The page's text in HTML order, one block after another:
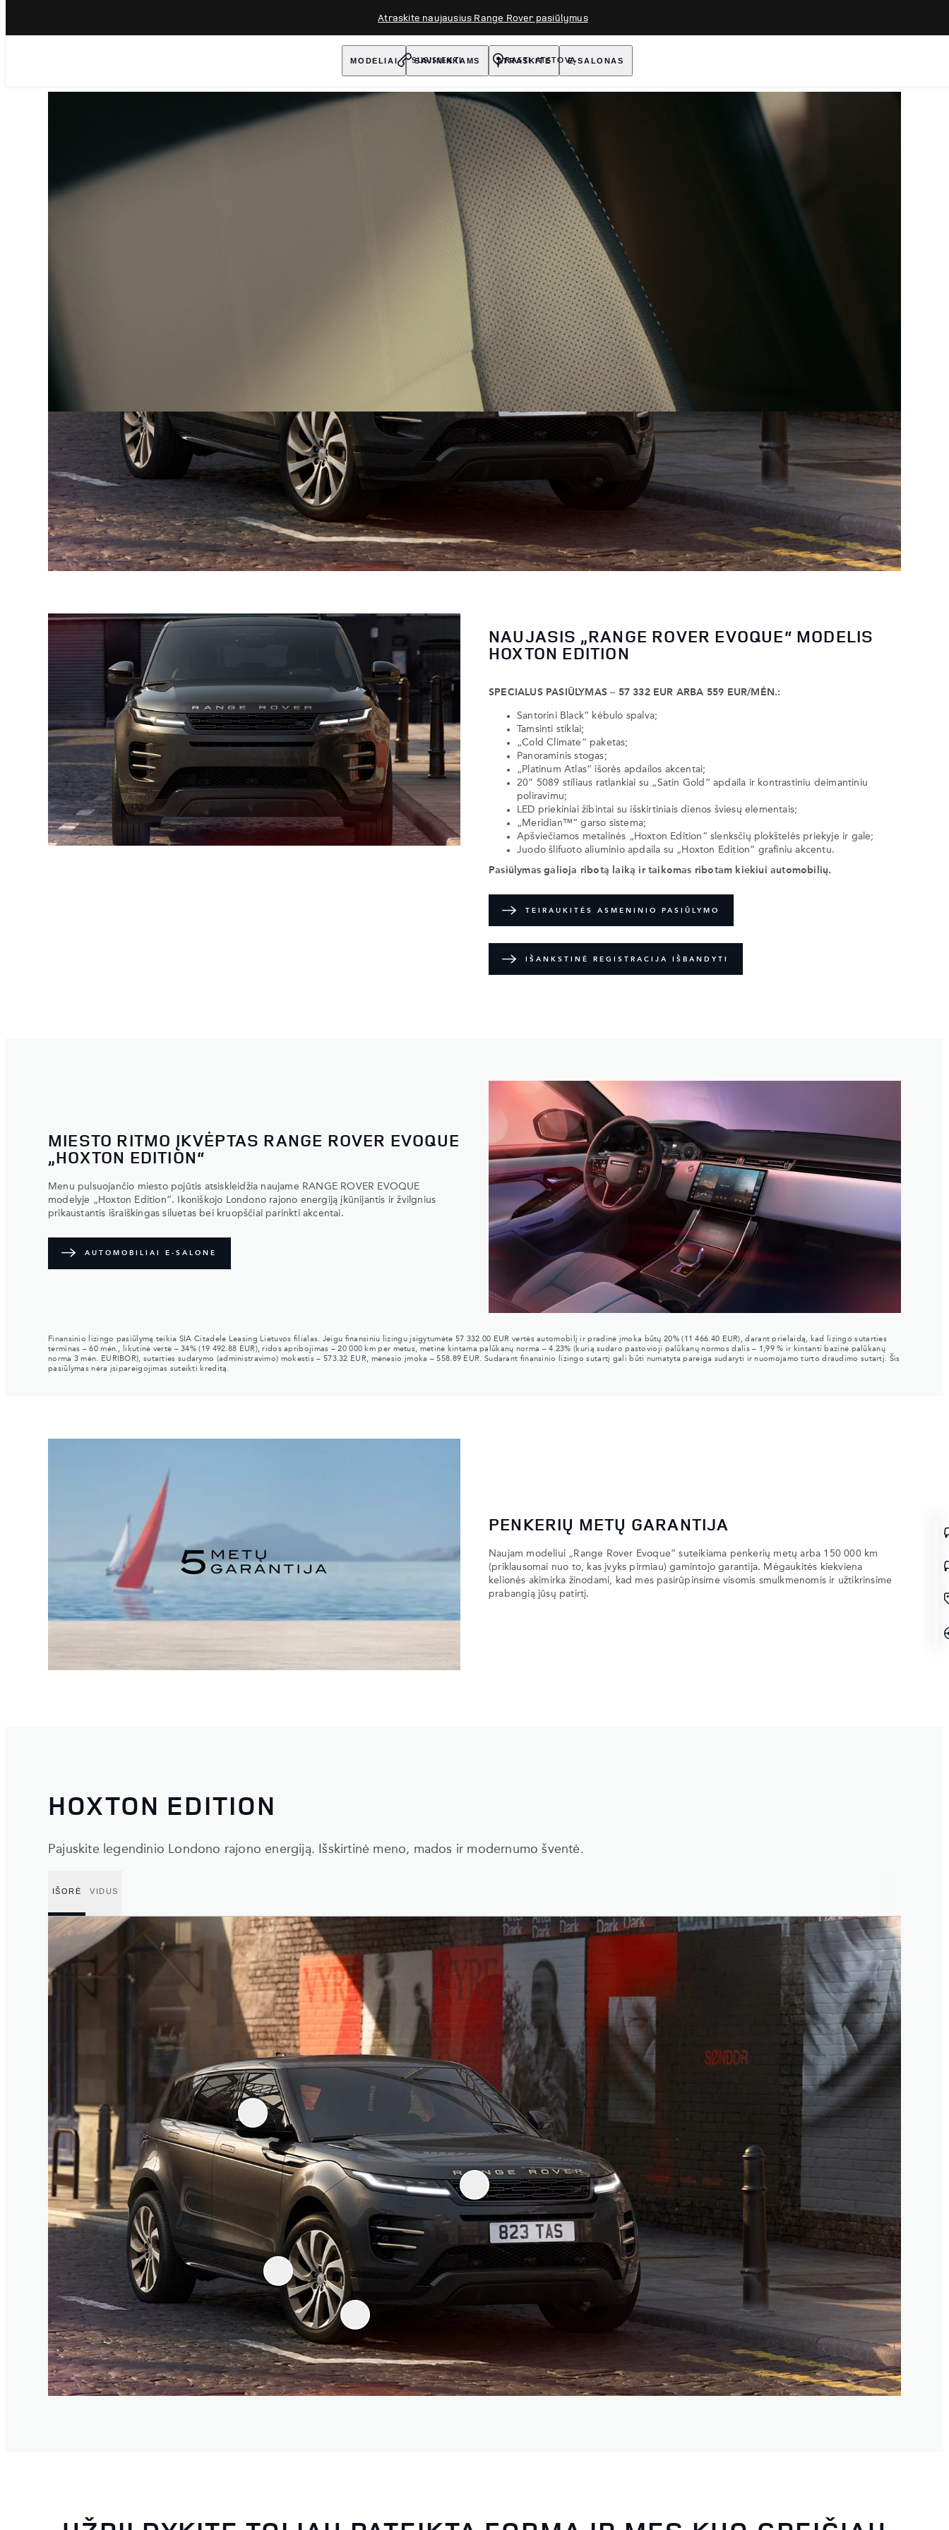
Atraskite naujausius Range Rover pasiūlymus
MODELIAI SAVININKAMS ATRASKITE E-SALONAS
SUSISIEKTI RASTI ATSTOVĄ
NAUJASIS „RANGE ROVER EVOQUE“ MODELIS
HOXTON EDITION
SPECIALUS PASIŪLYMAS – 57 332 EUR ARBA 559 EUR/MĖN.:
Santorini Black“ kėbulo spalva;
Tamsinti stiklai;
„Cold Climate“ paketas;
Panoraminis stogas;
„Platinum Atlas“ išorės apdailos akcentai;
20” 5089 stiliaus ratlankiai su „Satin Gold“ apdaila ir kontrastiniu deimantiniu
poliravimu;
LED priekiniai žibintai su išskirtiniais dienos šviesų elementais;
„Meridian™“ garso sistema;
Apšviečiamos metalinės „Hoxton Edition“ slenksčių plokštelės priekyje ir gale;
Juodo šlifuoto aliuminio apdaila su „Hoxton Edition“ grafiniu akcentu.
Pasiūlymas galioja ribotą laiką ir taikomas ribotam kiekiui automobilių.
TEIRAUKITĖS ASMENINIO PASIŪLYMO
IŠANKSTINĖ REGISTRACIJA IŠBANDYTI
MIESTO RITMO ĮKVĖPTAS RANGE ROVER EVOQUE
„HOXTON EDITION“
Menu pulsuojančio miesto pojūtis atsiskleidžia naujame RANGE ROVER EVOQUE
modelyje „Hoxton Edition“. Ikoniškojo Londono rajono energiją įkūnijantis ir žvilgnius
prikaustantis išraiškingas siluetas bei kruopščiai parinkti akcentai.
AUTOMOBILIAI E-SALONE
Finansinio lizingo pasiūlymą teikia SIA Citadele Leasing Lietuvos filialas. Jeigu finansiniu lizingu įsigytumėte 57 332.00 EUR vertės automobilį ir pradinė įmoka būtų 20% (11 466.40 EUR), darant prielaidą, kad lizingo sutarties
terminas – 60 mėn., likutinė vertė – 34% (19 492.88 EUR), ridos apribojimas – 20 000 km per metus, metinė kintama palūkanų norma – 4.23% (kurią sudaro pastovioji palūkanų normos dalis – 1,99 % ir kintanti bazinė palūkanų
norma 3 mėn. EURIBOR), sutarties sudarymo (administravimo) mokestis – 573.32 EUR, mėnesio įmoka – 558.89 EUR. Sudarant finansinio lizingo sutartį gali būti numatyta pareiga sudaryti ir nuomojamo turto draudimo sutartį. Šis
pasiūlymas nėra įsipareigojimas suteikti kreditą.
PENKERIŲ METŲ GARANTIJA
Naujam modeliui „Range Rover Evoque” suteikiama penkerių metų arba 150 000 km
(priklausomai nuo to, kas įvyks pirmiau) gamintojo garantija. Mėgaukitės kiekviena
kelionės akimirka žinodami, kad mes pasirūpinsime visomis smulkmenomis ir užtikrinsime
prabangią jūsų patirtį.
HOXTON EDITION
Pajuskite legendinio Londono rajono energiją. Išskirtinė meno, mados ir modernumo šventė.
IŠORĖ VIDUS